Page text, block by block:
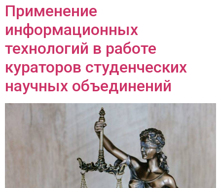
Применение
информационных
технологий в работе
кураторов студенческих
научных объединений